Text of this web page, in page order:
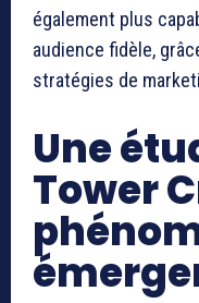
également plus
audience fidèle,
stratégies de
Une
Tower